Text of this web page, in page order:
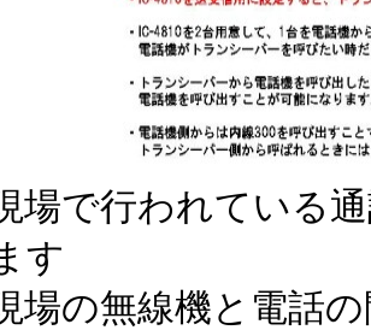
場で行われている
す
場の無線機と電話